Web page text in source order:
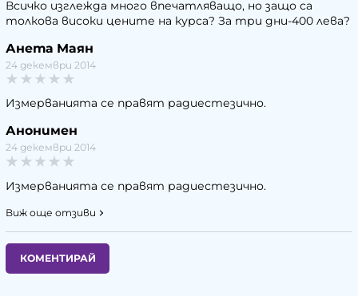
Всичко изглежда много впечатляващо, но защо са
толкова високи цените на курса? За три дни-400 лева?
Анета Маян
24 декември 2014
Измерванията се правят радиестезично.
Анонимен
24 декември 2014
Измерванията се правят радиестезично.
Виж още отзиви
КОМЕНТИРАЙ